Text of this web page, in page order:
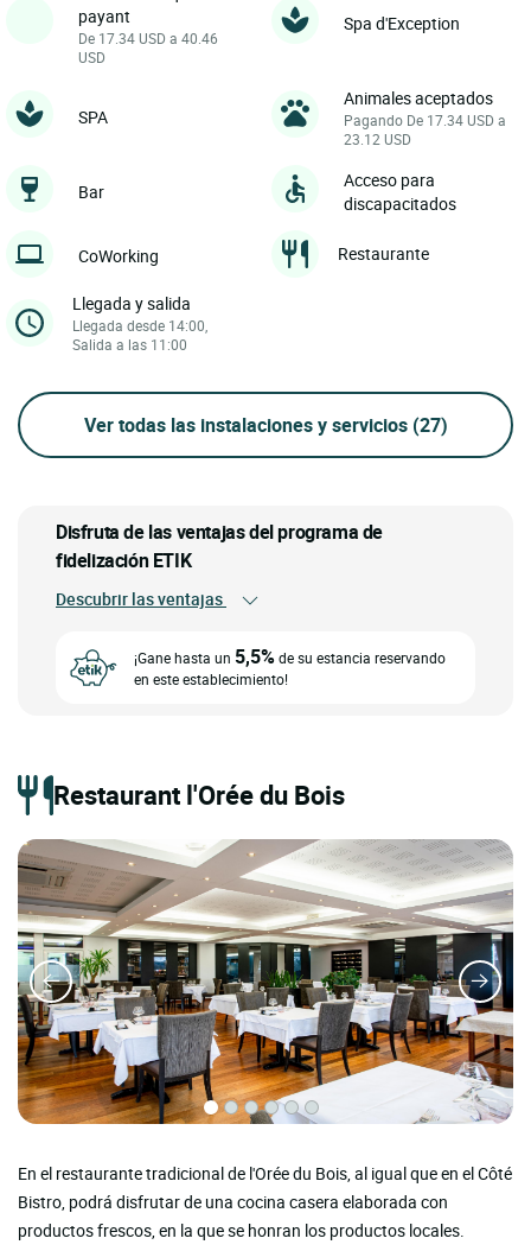
payant
De 17.34 USD a 40.46
USD
Spa d'Exception
SPA
Animales aceptados
Pagando De 17.34 USD a
23.12 USD
Bar
Acceso para
discapacitados
CoWorking Restaurante
Llegada y salida
Llegada desde 14:00,
Salida a las 11:00
Ver todas las instalaciones y servicios (27)
Disfruta de las ventajas del programa de
fidelización ETIK
Descubrir las ventajas
¡Gane hasta un 5,5%de su estancia reservando
en este establecimiento!
Restaurant l'Orée du Bois
En el restaurante tradicional de l'Orée du Bois, al igual que en el Côté
Bistro, podrá disfrutar de una cocina casera elaborada con
productos frescos, en la que se honran los productos locales.